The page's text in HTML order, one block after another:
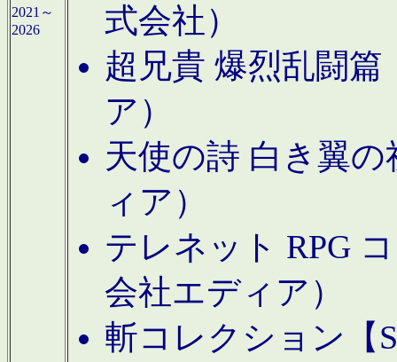
2021～
2026
式会社）
超兄貴 爆烈乱闘篇
ア）
天使の詩 白き翼
ィア）
テレネット RPG
会社エディア）
斬コレクション【